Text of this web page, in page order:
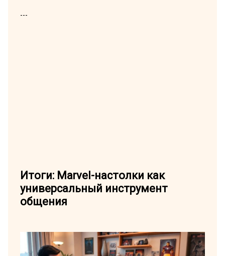
---
Итоги: Marvel-настолки как
универсальный инструмент
общения